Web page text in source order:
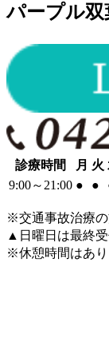
パープル双
診療時間 月 火
9:00～21:00 ● ●
※交通事故治療
▲日曜日は最終受
※休憩時間はあり